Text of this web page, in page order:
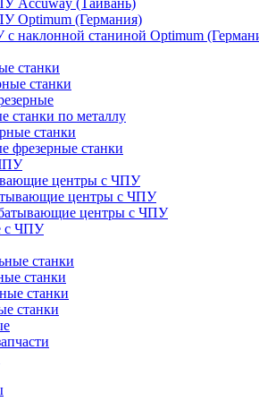
Accuway (Тайвань)
Optimum (Германия)
наклонной станиной Optimum
станки
станки
станки по металлу
станки
фрезерные станки
центры с ЧПУ
центры с ЧПУ
центры с ЧПУ
с ЧПУ
станки
станки
станки
станки